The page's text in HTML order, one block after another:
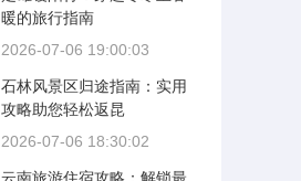
暖的旅行指南
2026-07-06 19:00:03
石林风景区归途指南：实用
攻略助您轻松返昆
2026-07-06 18:30:02